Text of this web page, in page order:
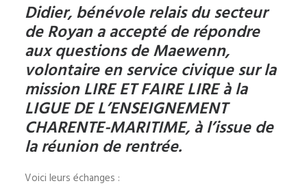
Didier, bénévole relais du secteur
de Royan a accepté de répondre
aux questions de Maewenn,
volontaire en service civique sur la
mission LIRE ET FAIRE LIRE à la
LIGUE DE L’ENSEIGNEMENT
CHARENTE-MARITIME, à l’issue de
la réunion de rentrée.
Voici leurs échanges :